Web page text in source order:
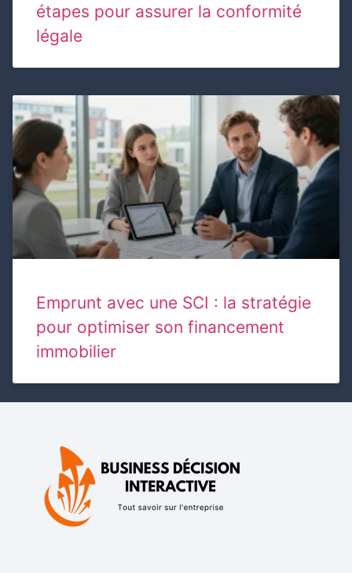
étapes pour assurer la conformité
légale
Emprunt avec une SCI : la stratégie
pour optimiser son financement
immobilier